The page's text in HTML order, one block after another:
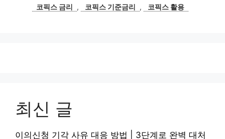
코픽스 금리
, 코픽스 기준금리 , 코픽스 활용
최신 글
이의신청 기각 사유 대응 방법 | 3단계로 완벽 대처